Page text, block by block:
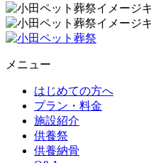
メニュー
はじめての方へ
プラン・料金
施設紹介
供養祭
供養納骨